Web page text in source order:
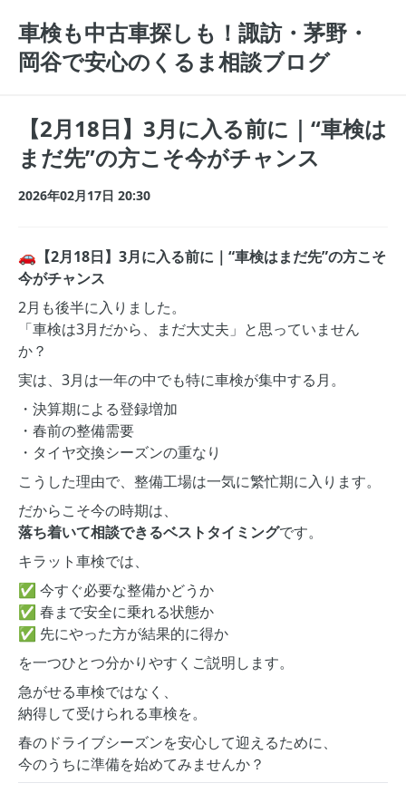
車検も中古車探しも！諏訪・茅野・
岡谷で安心のくるま相談ブログ
【2月18日】3月に入る前に｜“車検は
まだ先”の方こそ今がチャンス
2026年02月17日 20:30
🚗【2月18日】3月に入る前に｜“車検はまだ先”の方こそ
今がチャンス
2月も後半に入りました。
「車検は3月だから、まだ大丈夫」と思っていません
か？
実は、3月は一年の中でも特に車検が集中する月。
・決算期による登録増加
・春前の整備需要
・タイヤ交換シーズンの重なり
こうした理由で、整備工場は一気に繁忙期に入ります。
だからこそ今の時期は、
落ち着いて相談できるベストタイミングです。
キラット車検では、
✅ 今すぐ必要な整備かどうか
✅ 春まで安全に乗れる状態か
✅ 先にやった方が結果的に得か
を一つひとつ分かりやすくご説明します。
急がせる車検ではなく、
納得して受けられる車検を。
春のドライブシーズンを安心して迎えるために、
今のうちに準備を始めてみませんか？